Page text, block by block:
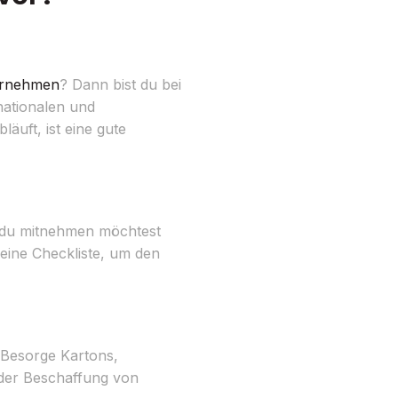
? Dann bist du bei
und
ist eine gute
mitnehmen möchtest
Checkliste, um den
Kartons,
Beschaffung von